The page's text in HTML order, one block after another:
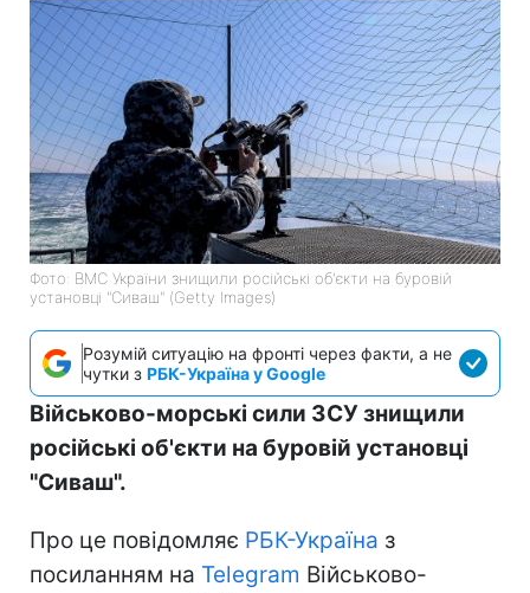
Фото: ВМС України знищили російські об'єкти на буровій
установці "Сиваш" (Getty Images)
Розумій ситуацію на фронті через факти, а не
чутки з РБК-Україна у Google
Військово-морські сили ЗСУ знищили
російські об'єкти на буровій установці
"Сиваш".
Про це повідомляє РБК-Україна з
посиланням на Telegram Військово-